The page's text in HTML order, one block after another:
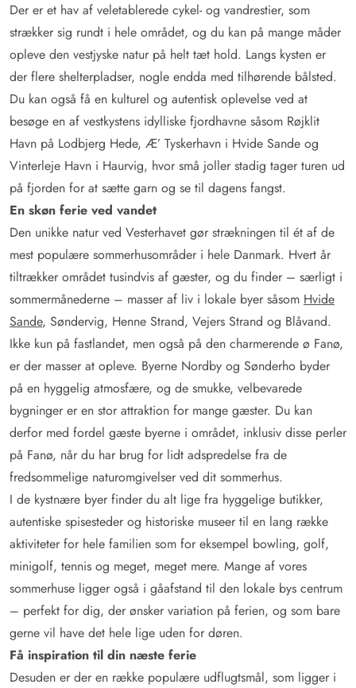
Der er et hav af veletablerede cykel- og vandrestier, som
strækker sig rundt i hele området, og du kan på mange måder
opleve den vestjyske natur på helt tæt hold. Langs kysten er
der flere shelterpladser, nogle endda med tilhørende bålsted.
Du kan også få en kulturel og autentisk oplevelse ved at
besøge en af vestkystens idylliske fjordhavne såsom Røjklit
Havn på Lodbjerg Hede, Æ’ Tyskerhavn i Hvide Sande og
Vinterleje Havn i Haurvig, hvor små joller stadig tager turen ud
på fjorden for at sætte garn og se til dagens fangst.
En skøn ferie ved vandet
Den unikke natur ved Vesterhavet gør strækningen til ét af de
mest populære sommerhusområder i hele Danmark. Hvert år
tiltrækker området tusindvis af gæster, og du finder – særligt i
sommermånederne – masser af liv i lokale byer såsom Hvide
Sande, Søndervig, Henne Strand, Vejers Strand og Blåvand.
Ikke kun på fastlandet, men også på den charmerende ø Fanø,
er der masser at opleve. Byerne Nordby og Sønderho byder
på en hyggelig atmosfære, og de smukke, velbevarede
bygninger er en stor attraktion for mange gæster. Du kan
derfor med fordel gæste byerne i området, inklusiv disse perler
på Fanø, når du har brug for lidt adspredelse fra de
fredsommelige naturomgivelser ved dit sommerhus.
I de kystnære byer finder du alt lige fra hyggelige butikker,
autentiske spisesteder og historiske museer til en lang række
aktiviteter for hele familien som for eksempel bowling, golf,
minigolf, tennis og meget, meget mere. Mange af vores
sommerhuse ligger også i gåafstand til den lokale bys centrum
– perfekt for dig, der ønsker variation på ferien, og som bare
gerne vil have det hele lige uden for døren.
Få inspiration til din næste ferie
Desuden er der en række populære udflugtsmål, som ligger i